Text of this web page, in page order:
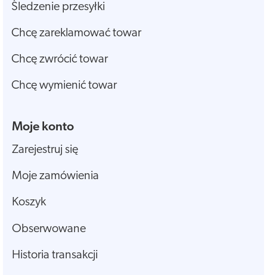
Śledzenie przesyłki
Chcę zareklamować towar
Chcę zwrócić towar
Chcę wymienić towar
Moje konto
Zarejestruj się
Moje zamówienia
Koszyk
Obserwowane
Historia transakcji